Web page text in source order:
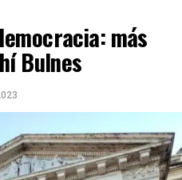
más
Bulnes